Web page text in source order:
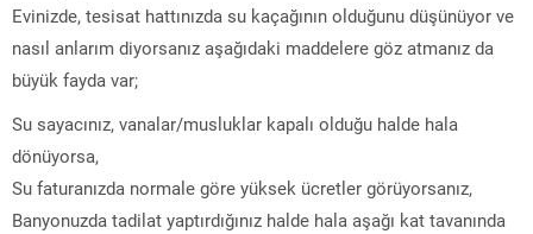
Evinizde, tesisat hattınızda su kaçağının olduğunu düşünüyor ve
nasıl anlarım diyorsanız aşağıdaki maddelere göz atmanız da
büyük fayda var;
Su sayacınız, vanalar/musluklar kapalı olduğu halde hala
dönüyorsa,
Su faturanızda normale göre yüksek ücretler görüyorsanız,
Banyonuzda tadilat yaptırdığınız halde hala aşağı kat tavanında